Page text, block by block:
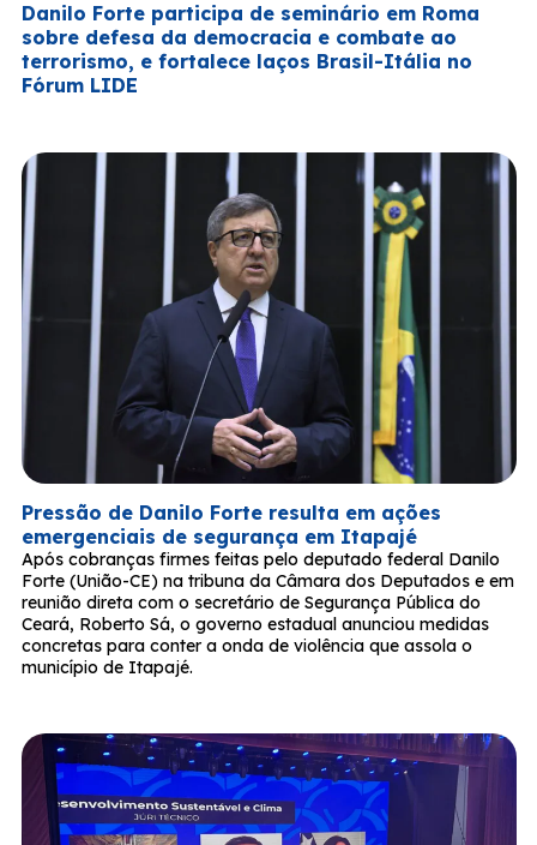
Danilo Forte participa de seminário em Roma
sobre defesa da democracia e combate ao
terrorismo, e fortalece laços Brasil-Itália no
Fórum LIDE
Pressão de Danilo Forte resulta em ações
emergenciais de segurança em Itapajé
Após cobranças firmes feitas pelo deputado federal Danilo
Forte (União-CE) na tribuna da Câmara dos Deputados e em
reunião direta com o secretário de Segurança Pública do
Ceará, Roberto Sá, o governo estadual anunciou medidas
concretas para conter a onda de violência que assola o
município de Itapajé.